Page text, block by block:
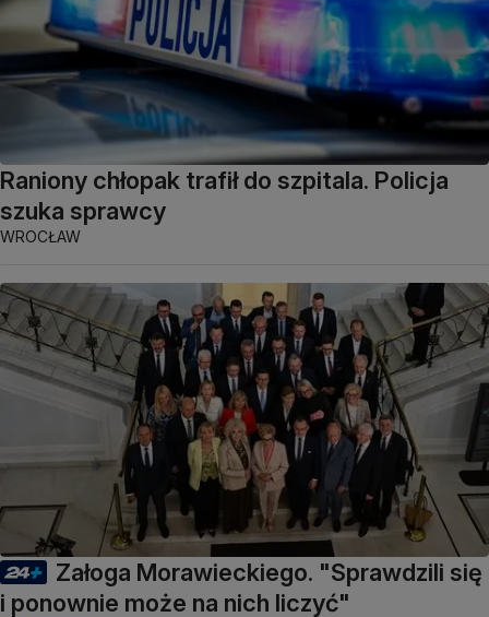
Raniony chłopak trafił do szpitala. Policja
szuka sprawcy
WROCŁAW
Załoga Morawieckiego. "Sprawdzili się
i ponownie może na nich liczyć"